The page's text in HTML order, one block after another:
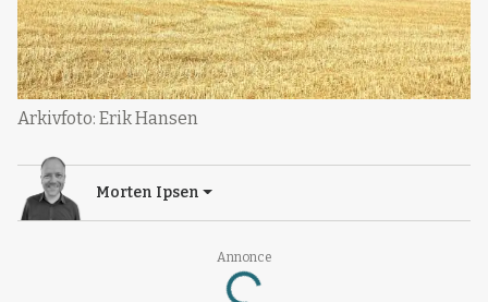
Annonce
Loading...
Arkivfoto: Erik Hansen
Morten Ipsen